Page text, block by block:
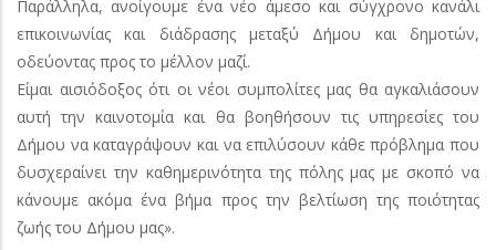
Παράλληλα, ανοίγουμε ένα νέο άμεσο και σύγχρονο κανάλι
επικοινωνίας και διάδρασης μεταξύ Δήμου και δημοτών,
οδεύοντας προς το μέλλον μαζί.
Είμαι αισιόδοξος ότι οι νέοι συμπολίτες μας θα αγκαλιάσουν
αυτή την καινοτομία και θα βοηθήσουν τις υπηρεσίες του
Δήμου να καταγράψουν και να επιλύσουν κάθε πρόβλημα που
δυσχεραίνει την καθημερινότητα της πόλης μας με σκοπό να
κάνουμε ακόμα ένα βήμα προς την βελτίωση της ποιότητας
ζωής του Δήμου μας».